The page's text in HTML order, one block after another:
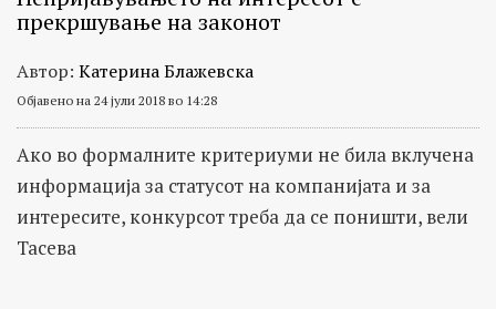
прекршување на законот
Автор: Катерина Блажевска
Објавено на 24 јули 2018 во 14:28
Ако во формалните критериуми не била вклучена
информација за статусот на компанијата и за
интересите, конкурсот треба да се поништи, вели
Тасева